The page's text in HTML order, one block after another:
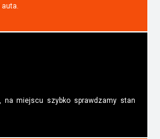
auta.
na miejscu szybko sprawdzamy stan